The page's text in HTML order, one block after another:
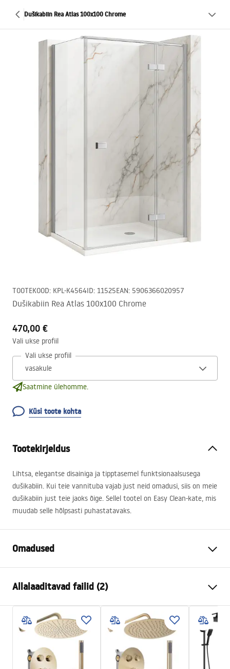
Dušikabiin Rea Atlas 100x100 Chrome
TOOTEKOOD: KPL-K4564ID: 11525EAN: 5906366020957
Dušikabiin Rea Atlas 100x100 Chrome
470,00 €
Vali ukse profiil
Vali ukse profiil
Saatmine ülehomme.
Küsi toote kohta
Tootekirjeldus
Lihtsa, elegantse disainiga ja tipptasemel funktsionaalsusega
dušikabiin. Kui teie vannituba vajab just neid omadusi, siis on meie
dušikabiin just teie jaoks õige. Sellel tootel on Easy Clean-kate, mis
muudab selle hõlpsasti puhastatavaks.
Omadused
Värv
Kabiini tüüp
Nurgas
Klaasi värvus
Transparent 6mm
Avamismeetod
Kallutatav
Seria
Atlas
Allalaaditavad failid (2)
Warunki bezpieczeństwa
WARUNKI BEZPIECZENSTWA KABINY DRZWI